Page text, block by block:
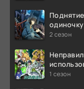
одиночку
2 сезон
1 сезон